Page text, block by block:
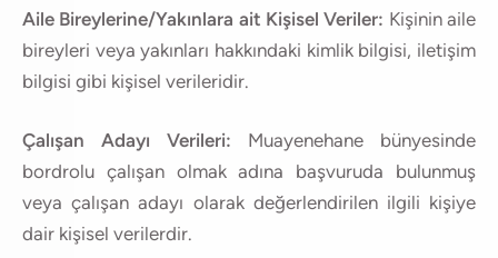
Aile Bireylerine/Yakınlara ait Kişisel Veriler: Kişinin aile
bireyleri veya yakınları hakkındaki kimlik bilgisi, iletişim
bilgisi gibi kişisel verileridir.
Çalışan Adayı Verileri: Muayenehane bünyesinde
bordrolu çalışan olmak adına başvuruda bulunmuş
veya çalışan adayı olarak değerlendirilen ilgili kişiye
dair kişisel verilerdir.